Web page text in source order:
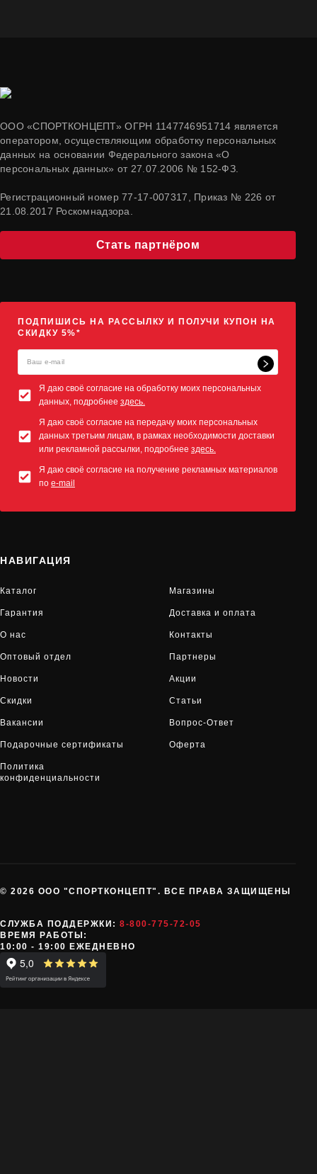
ООО «СПОРТКОНЦЕПТ» ОГРН 1147746951714 является
оператором, осуществляющим обработку персональных
данных на основании Федерального закона «О
персональных данных» от 27.07.2006 № 152-ФЗ.
Регистрационный номер 77-17-007317, Приказ № 226 от
21.08.2017 Роскомнадзора.
Стать партнёром
ПОДПИШИСЬ НА РАССЫЛКУ И ПОЛУЧИ КУПОН НА
СКИДКУ 5%*
Я даю своё согласие на обработку моих персональных
данных, подробнее здесь.
Я даю своё согласие на передачу моих персональных
данных третьим лицам, в рамках необходимости доставки
или рекламной рассылки, подробнее здесь.
Я даю своё согласие на получение рекламных материалов
по e-mail
НАВИГАЦИЯ
Каталог Магазины
Гарантия Доставка и оплата
О нас Контакты
Оптовый отдел Партнеры
Новости Акции
Скидки Статьи
Вакансии Вопрос-Ответ
Подарочные сертификаты Оферта
Политика
конфиденциальности
© 2026 ООО "СПОРТКОНЦЕПТ". ВСЕ ПРАВА ЗАЩИЩЕНЫ
СЛУЖБА ПОДДЕРЖКИ: 8-800-775-72-05
ВРЕМЯ РАБОТЫ:
10:00 - 19:00 ЕЖЕДНЕВНО